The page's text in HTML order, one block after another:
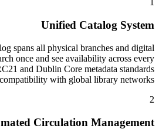
1
Unified Catalog System
spans all physical branches and digital
once and see availability across every
and Dublin Core metadata standards
with global library networks.
2
Circulation Management